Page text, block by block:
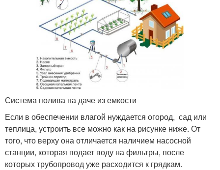
Система полива на даче из емкости
Если в обеспечении влагой нуждается огород, сад или
теплица, устроить все можно как на рисунке ниже. От
того, что верху она отличается наличием насосной
станции, которая подает воду на фильтры, после
которых трубопровод уже расходится к грядкам.